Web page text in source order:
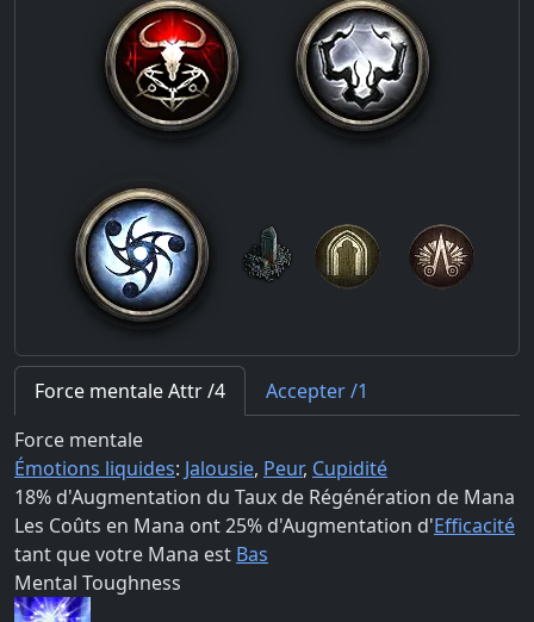
Force mentale Attr /4
Accepter /1
Force mentale
Émotions liquides: Jalousie, Peur, Cupidité
18% d'Augmentation du Taux de Régénération de Mana
Les Coûts en Mana ont25% d'Augmentation d'Efficacité
tant que votre Mana est Bas
Mental Toughness